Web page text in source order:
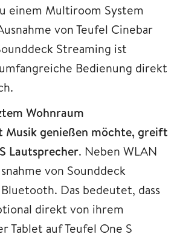
einem Multiroom System
von Teufel Cinebar
Streaming ist
Bedienung direkt
Wohnraum
Musik genießen möchte, greift
Lautsprecher. Neben WLAN
von Sounddeck
Das bedeutet, dass
direkt von ihrem
Tablet auf Teufel One S